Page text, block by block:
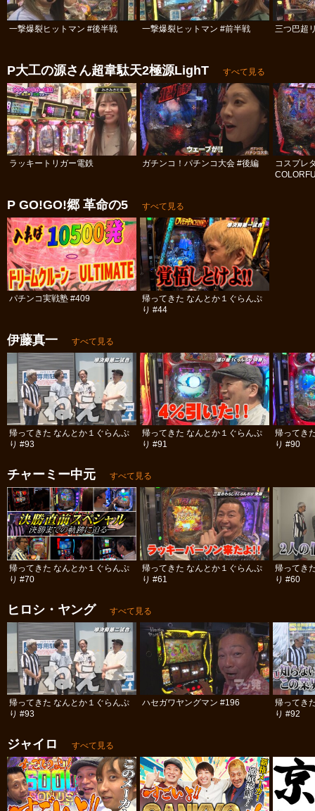
一撃爆裂ヒットマン #後半戦 一撃爆裂ヒットマン #前半戦
P大工の源さん超韋駄天2極源LighT すべて見る
ラッキートリガー電鉄 ガチンコ！パチンコ大会 #後編
コスプレ
P GO!GO!郷 革命の5 すべて見る
パチンコ実戦塾 #409
帰ってきた なんとか１ぐらんぷ
り #44
伊藤真一 すべて見る
帰ってきた なんとか１ぐらんぷ
り #93
帰ってきた なんとか１ぐらんぷ
り #91
帰ってき
り #90
チャーミー中元 すべて見る
帰ってきた なんとか１ぐらんぷ
り #70
帰ってきた なんとか１ぐらんぷ
り #61
帰ってき
り #60
ヒロシ・ヤング すべて見る
帰ってきた なんとか１ぐらんぷ
り #93
ハセガワヤングマン #196
帰ってき
り #92
ジャイロ すべて見る